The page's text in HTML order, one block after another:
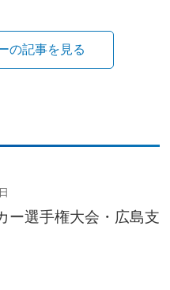
の記事を見る
ー選手権大会・広島支